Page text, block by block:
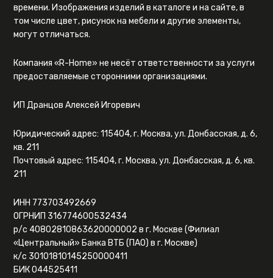
времени. Изображения изделий в каталоге и на сайте, в
том числе цвет, рисунок на мебели и другие элементы,
могут отличаться.
Компания «R-Home» не несёт ответственности за услуги
предоставляемые сторонними организациями.
ИП Дранцов Алексей Игоревич
Юридический адрес: 115404, г. Москва, ул. Донбасская, д. 6,
кв. 211
Почтовый адрес: 115404, г. Москва, ул. Донбасская, д. 6, кв.
211
ИНН 773703492669
ОГРНИП 316774600532434
р/с 40802810863620000002 в г. Москве (Филиал
«Центральный» Банка ВТБ (ПАО) в г. Москве)
к/с 30101810145250000411
БИК 044525411